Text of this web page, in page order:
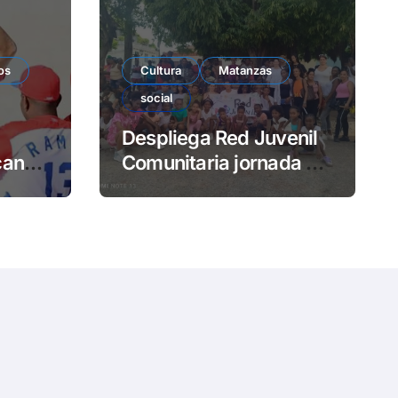
Cultura
Matanzas
social
Despliega Red Juvenil
Comunitaria jornada de
impacto social en